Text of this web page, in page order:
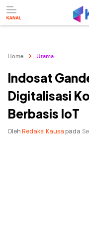
Home Utama
Indosat
Digitalisasi
Berbasis IoT
OlehRedaksi Kausapada